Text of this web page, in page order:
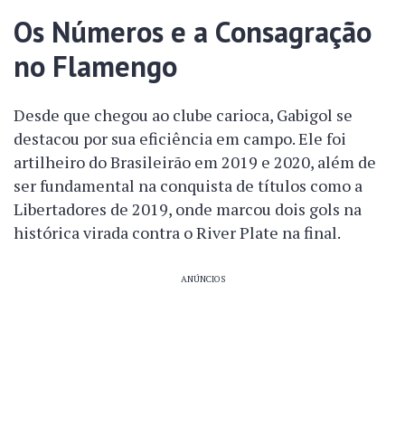
Os Números e a Consagração
no Flamengo
Desde que chegou ao clube carioca, Gabigol se
destacou por sua eficiência em campo. Ele foi
artilheiro do Brasileirão em 2019 e 2020, além de
ser fundamental na conquista de títulos como a
Libertadores de 2019, onde marcou dois gols na
histórica virada contra o River Plate na final.
ANÚNCIOS